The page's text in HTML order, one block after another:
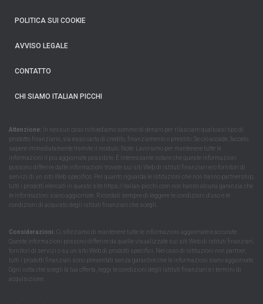
POLITICA SUI COOKIE
AVVISO LEGALE
CONTATTO
CHI SIAMO ITALIAN PICCHI
Attenzione: In nessun caso richiediamo somme di denaro per rilasciare qualsiasi tipo di
prodotto finanziario, sia esso carta di credito, finanziamento o prestito. Se ciò accade, faccelo
sapere immediatamente tramite il modulo. Note: Lavoriamo per mantenere tutte le
informazioni il più aggiornate possibile. È interessante notare che queste informazioni
possono differire dalle informazioni trovate sui siti Web di istituti finanziari e/o fornitori di
servizi di un sito Web specifico. Per quanto riguarda le istituzioni che non hanno partnership,
tutti i prodotti elencati in questo sito https://italian-picchi.com non hanno alcuna garanzia che
le informazioni siano aggiornate. Ricordati sempre di leggere le condizioni d'uso e le
condizioni di acquisto degli istituti finanziari che scegli.
Considerazioni: Ci sforziamo di mantenere tutte le informazioni aggiornate e accurate.
Queste informazioni possono differire da quelle visualizzate sui siti Web di istituti finanziari,
fornitori di servizi o su un sito Web di prodotti specifici. Nel caso di istituzioni non partner,
tutti i prodotti finanziari sono presentati senza garantire che le informazioni siano aggiornate.
Ogni volta che scegli la tua offerta, leggi le condizioni degli istituti finanziari e i termini di
acquisizione.